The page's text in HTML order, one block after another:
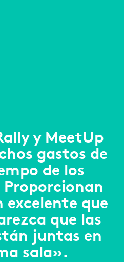
y MeetUp
gastos de
de los
excelente que
que las
juntas en
sala».